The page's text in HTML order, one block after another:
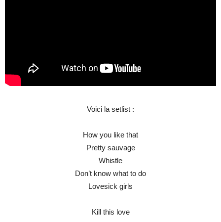
Voici la setlist :
How you like that
Pretty sauvage
Whistle
Don’t know what to do
Lovesick girls
Kill this love